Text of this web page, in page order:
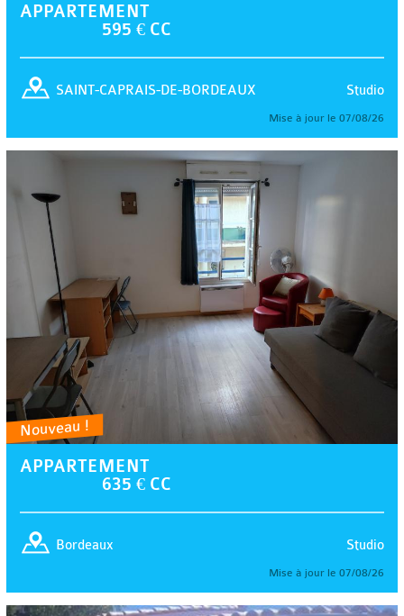
APPARTEMENT
595 € CC
Studio
SAINT-CAPRAIS-DE-BORDEAUX
Mise à jour le 07/08/26
Nouveau !
APPARTEMENT
635 € CC
Studio
Bordeaux
Mise à jour le 07/08/26